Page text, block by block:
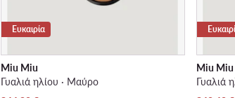
Ευκαιρία
Miu Miu
Γυαλιά ηλίου · Μαύρο
Miu Miu
Γυαλιά